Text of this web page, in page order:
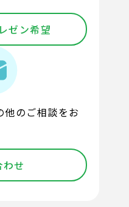
ゼン希望
他のご相談をお
せ